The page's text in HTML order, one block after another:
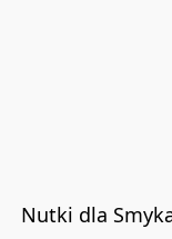
Nutki dla